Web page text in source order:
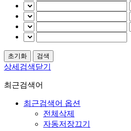
상세검색닫기
최근검색어
최근검색어 옵션
전체삭제
자동저장끄기